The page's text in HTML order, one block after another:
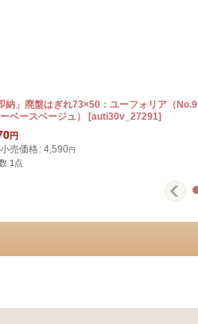
納」廃盤はぎれ73×50：ユーフォリア（No.9
ベースベージュ）
[auti30v_27291]
円
売価格: 4,590円
1点